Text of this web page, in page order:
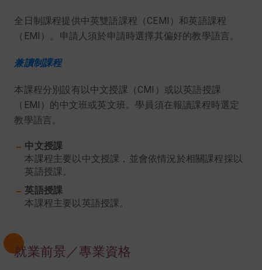
全日制課程提供中英雙語課程（CEMI）和英語課程
（EMI）。申請人須於申請時選擇其偏好的教學語言。
兼讀制課程
本課程分別設有以中文授課（CMI）或以英語授課
（EMI）的中文班或英文班。學員須在報讀課程時選定
教學語言。
中文授課
本課程主要以中文授課，並會依情況於相關課程採以
英語授課。
英語授課
本課程主要以英語授課。
就業前景／專業資格